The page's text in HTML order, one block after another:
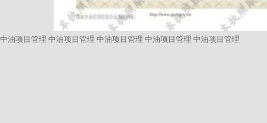
中油项目管理 中油项目管理 中油项目管理 中油项目管理 中油项目管理